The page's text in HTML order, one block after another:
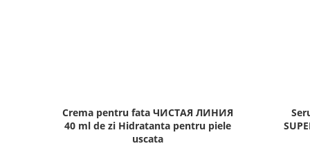
Crema pentru fata ЧИСТАЯ ЛИНИЯ
40 ml de zi Hidratanta pentru piele
uscata